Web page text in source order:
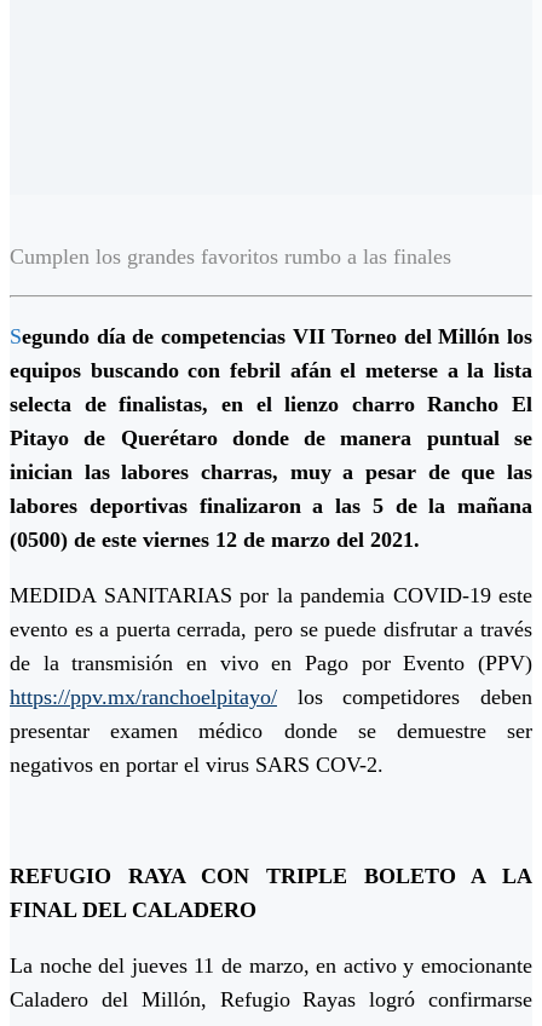
Cumplen los grandes favoritos rumbo a las finales
Segundo día de competencias VII Torneo del Millón los
equipos buscando con febril afán el meterse a la lista
selecta de finalistas, en el lienzo charro Rancho El
Pitayo de Querétaro donde de manera puntual se
inician las labores charras, muy a pesar de que las
labores deportivas finalizaron a las 5 de la mañana
(0500) de este viernes 12 de marzo del 2021.
MEDIDA SANITARIAS por la pandemia COVID-19 este
evento es a puerta cerrada, pero se puede disfrutar a través
de la transmisión en vivo en Pago por Evento (PPV)
https://ppv.mx/ranchoelpitayo/ los competidores deben
presentar examen médico donde se demuestre ser
negativos en portar el virus SARS COV-2.
REFUGIO RAYA CON TRIPLE BOLETO A LA
FINAL DEL CALADERO
La noche del jueves 11 de marzo, en activo y emocionante
Caladero del Millón, Refugio Rayas logró confirmarse